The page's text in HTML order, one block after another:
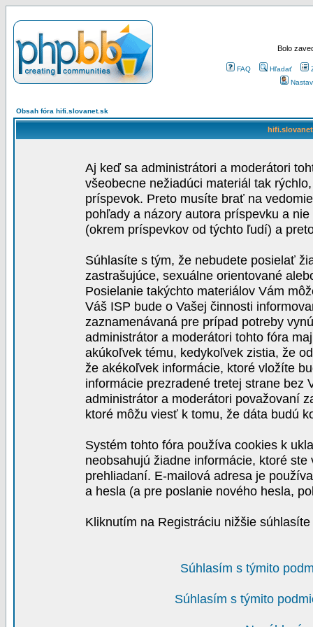
Bolo
FAQ Hľadať
Obsah fóra hifi.slovanet.sk
Aj keď sa administrátori a moderátori
všeobecne nežiadúci materiál tak
príspevok. Preto musíte brať na
pohľady a názory autora príspevku a
(okrem príspevkov od týchto ľudí) a
Súhlasíte s tým, že nebudete posielať
zastrašujúce, sexuálne orientované
Posielanie takýchto materiálov Vám
Váš ISP bude o Vašej činnosti
zaznamenávaná pre prípad potreby
administrátor a moderátori tohto fóra
akúkoľvek tému, kedykoľvek zistia, že
že akékoľvek informácie, ktoré vložíte
informácie prezradené tretej strane bez
administrátor a moderátori považovaní
ktoré môžu viesť k tomu, že dáta budú
Systém tohto fóra používa cookies k
neobsahujú žiadne informácie, ktoré
prehliadaní. E-mailová adresa je
a hesla (a pre poslanie nového hesla,
Kliknutím na Registráciu nižšie
Súhlasím s týmito
Súhlasím s týmito